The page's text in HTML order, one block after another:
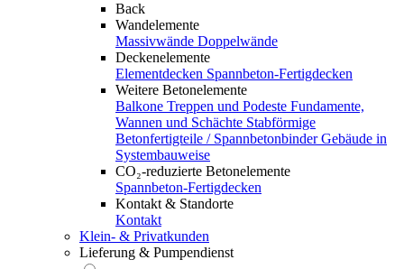
Back
Wandelemente
Massivwände Doppelwände
Deckenelemente
Elementdecken Spannbeton-Fertigdecken
Weitere Betonelemente
Balkone Treppen und Podeste Fundamente,
Wannen und Schächte Stabförmige
Betonfertigteile / Spannbetonbinder Gebäude in
Systembauweise
CO₂-reduzierte Betonelemente
Spannbeton-Fertigdecken
Kontakt & Standorte
Kontakt
Klein- & Privatkunden
Lieferung & Pumpendienst